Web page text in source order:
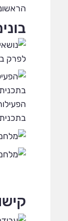
את מי
אברהם
מרתקת את
לתופעת הנאורות
לפרק